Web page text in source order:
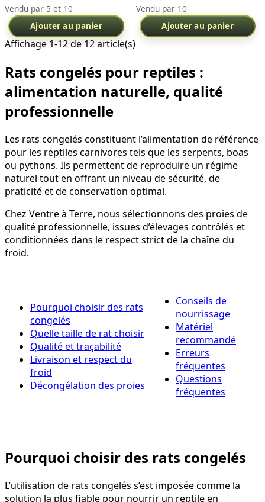
Vendu par 5 et 10
Ajouter au panier
Vendu par 10
Ajouter au panier
Affichage 1-12 de 12 article(s)
Rats congelés pour reptiles :
alimentation naturelle, qualité
professionnelle
Les rats congelés constituent l’alimentation de référence
pour les reptiles carnivores tels que les serpents, boas
ou pythons. Ils permettent de reproduire un régime
naturel tout en offrant un niveau de sécurité, de
praticité et de conservation optimal.
Chez Ventre à Terre, nous sélectionnons des proies de
qualité professionnelle, issues d’élevages contrôlés et
conditionnées dans le respect strict de la chaîne du
froid.
Pourquoi choisir des rats
congelés
Quelle taille de rat choisir
Qualité et traçabilité
Livraison et respect du
froid
Décongélation des proies
Conseils de
nourrissage
Matériel
recommandé
Erreurs
fréquentes
Questions
fréquentes
Pourquoi choisir des rats congelés
L’utilisation de rats congelés s’est imposée comme la
solution la plus fiable pour nourrir un reptile en